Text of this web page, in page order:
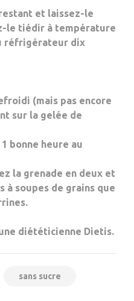
restant et laissez-le
le tiédir à température
réfrigérateur dix
(mais pas encore
sur la gelée de
bonne heure au
la grenade en deux et
soupes de grains que
diététicienne Dietis.
sans sucre